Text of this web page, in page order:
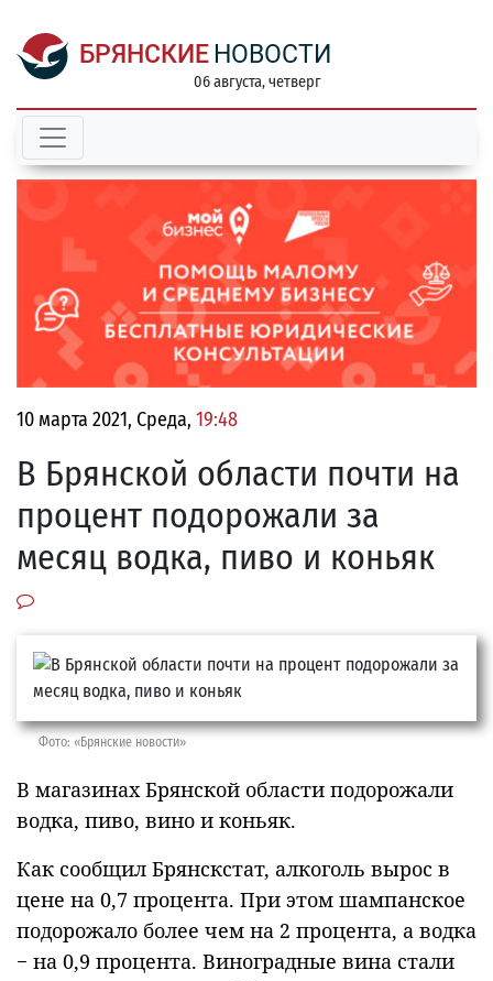
БРЯНСКИЕ НОВОСТИ
06 августа, четверг
10 марта 2021, Среда, 19:48
В Брянской области почти на
процент подорожали за
месяц водка, пиво и коньяк
Фото: «Брянские новости»
В магазинах Брянской области подорожали
водка, пиво, вино и коньяк.
Как сообщил Брянскстат, алкоголь вырос в
цене на 0,7 процента. При этом шампанское
подорожало более чем на 2 процента, а водка
− на 0,9 процента. Виноградные вина стали